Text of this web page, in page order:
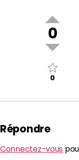
0
0
Répondre
Connectez-vous